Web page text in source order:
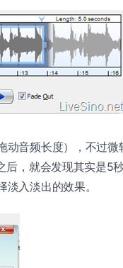
音频长度），不过微
，就会发现其实是5
入淡出的效果。